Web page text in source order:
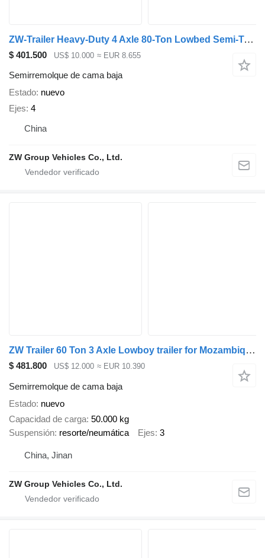
ZW-Trailer Heavy-Duty 4 Axle 80-Ton Lowbed Semi-Trailer
$ 401.500 US$ 10.000 ≈ EUR 8.655
Semirremolque de cama baja
Estado nuevo
Ejes 4
China
ZW Group Vehicles Co., Ltd.
ZW Trailer 60 Ton 3 Axle Lowboy trailer for Mozambique
$ 481.800 US$ 12.000 ≈ EUR 10.390
Semirremolque de cama baja
Estado nuevo
Capacidad de carga 50.000 kg
Suspensión resorte/neumática Ejes 3
China, Jinan
ZW Group Vehicles Co., Ltd.